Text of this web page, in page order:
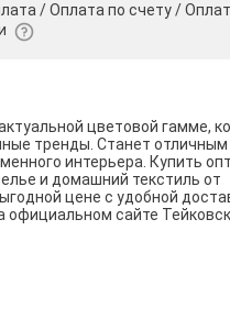
/ Оплата по счету /
цветовой гамме,
тренды. Станет отличным
интерьера. Купить
и домашний текстиль от
цене с удобной
официальном сайте